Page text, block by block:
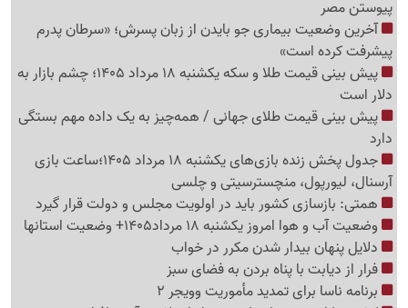
پیوستن مصر
آخرین وضعیت بیماری جو بایدن از زبان پسرش؛ «سرطان پدرم
پیشرفت کرده است»
پیش بینی قیمت طلا و سکه یکشنبه 18 مرداد 1405؛ چشم بازار به
دلار است
پیش بینی قیمت طلای جهانی / همه‌چیز به یک داده مهم بستگی
دارد
جدول پخش زنده بازی‌های یکشنبه 18 مرداد 1405؛ساعت بازی
آرسنال، لیورپول، منچسترسیتی و چلسی
همتی: بازسازی کشور باید در اولویت مجلس و دولت قرار گیرد
وضعیت آب و هوا امروز یکشنبه 18 مرداد1405+ وضعیت استانها
دلایل پنهان بیدار شدن مکرر در خواب
فرار از دیابت با پناه بردن به فضای سبز
برنامه ناسا برای تمدید مأموریت وویجر 2